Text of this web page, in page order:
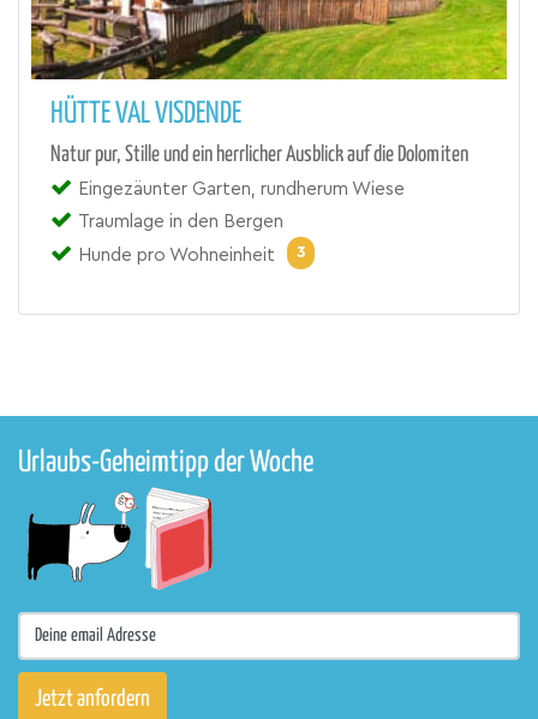
HÜTTE VAL VISDENDE
Natur pur, Stille und ein herrlicher Ausblick auf die Dolomiten
Eingezäunter Garten, rundherum Wiese
Traumlage in den Bergen
Hunde pro Wohneinheit
3
Urlaubs-Geheimtipp der Woche